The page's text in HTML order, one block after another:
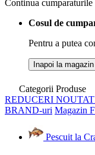
Continua cumparaturile
Cosul de
Pentru a putea
Inapoi la magazin
Categorii Produse
REDUCERI
BRAND-uri Magazin
Pescuit la